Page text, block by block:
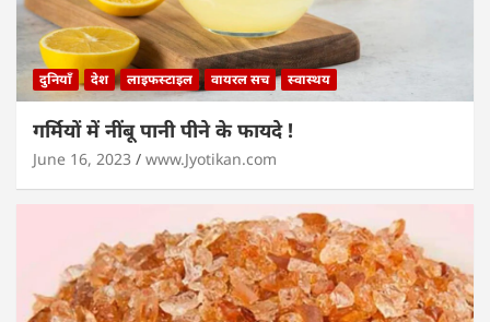
दुनियाँ देश लाइफस्टाइल वायरल सच स्वास्थय
गर्मियों में नींबू पानी पीने के फायदे !
June 16, 2023 www.Jyotikan.com